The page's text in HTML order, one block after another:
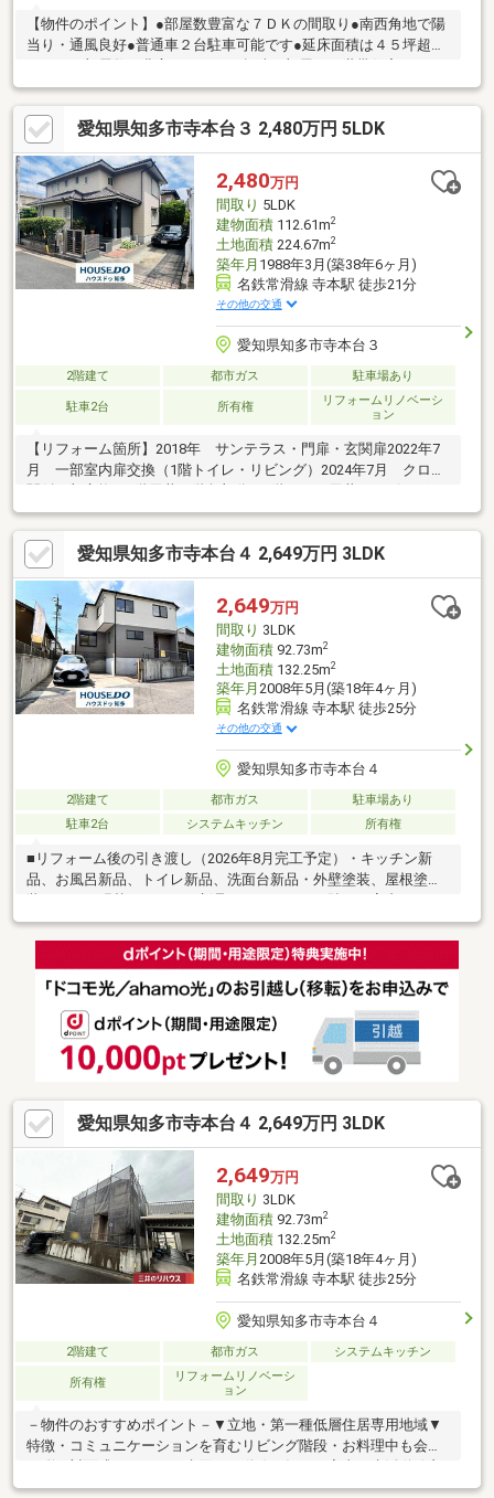
【物件のポイント】●部屋数豊富な７ＤＫの間取り●南西角地で陽
当り・通風良好●普通車２台駐車可能です●延床面積は４５坪超あ
も快適に暮らせます。【周辺環境のポイント】●平和堂まで徒歩
１０分です●小学校まで徒歩１７分です●閑静で緑豊かな住宅街で
す＊スーパーやドラッグストア、コンビニが徒歩圏内で、緑豊か
な静かな環境です。
愛知県知多市寺本台３ 2,480万円 5LDK
2,480万円
間取り 5LDK
建物面積112.61m2
土地面積224.67m2
築年月 1988年3月(築38年6ヶ月)
名鉄常滑線 寺本駅 徒歩21分
その他の交通
愛知県知多市寺本台３
2階建て 都市ガス 駐車場あり
駐車2台 所有権
リフォームリノベーシ
ョン
【リフォーム箇所】2018年 サンテラス・門扉・玄関扉2022年7
月 一部室内扉交換（1階トイレ・リビング）2024年7月 クロス
関係一部交換（2階天井・階段部分・1階トイレ天井・リビング一
部・玄関部分壁紙・天井）【物件のポイント】●北東角地で陽当
り通風良好●家族で暮らせる５ＬＤＫ●１７畳の広々としたＬＤＫ
●２０２４年一部リフォーム済＊明るい光が差し込む角地。広々
とした５ＬＤＫで、家族それぞれの時間を楽しめます。【周辺環
境のポイント】●周辺に買い物施設が充実●平和堂まで徒歩１３分
●落ち着いた閑静な住宅街＊平和堂や業務スーパーなど買い物施
設が身近に充実。
愛知県知多市寺本台４ 2,649万円 3LDK
2,649万円
間取り 3LDK
建物面積92.73m2
土地面積132.25m2
築年月 2008年5月(築18年4ヶ月)
名鉄常滑線 寺本駅 徒歩25分
その他の交通
愛知県知多市寺本台４
2階建て 都市ガス
駐車場あり
駐車2台
システムキッチン 所有権
■リフォーム後の引き渡し（2026年8月完工予定）・キッチン新
品、お風呂新品、トイレ新品、洗面台新品・外壁塗装、屋根塗
ニング、クッションフロア張替え、白蟻点検、一部建具交換【物
件のポイント】●水回り４点新規交換●内外装リフォームす●普通
車２台の駐車が可能●収納便利なＷＩＣを完備＊リフォームで綺
麗な住まいに。駐車２台や豊富な収納も魅力です。【周辺環境の
ドラッグストア徒歩１６分＊周辺にはスーパーやドラッグストア
など、生活に便利な施設が揃っています
愛知県知多市寺本台４ 2,649万円 3LDK
2,649万円
間取り 3LDK
建物面積92.73m2
土地面積132.25m2
築年月 2008年5月(築18年4ヶ月)
名鉄常滑線 寺本駅 徒歩25分
愛知県知多市寺本台４
2階建て 都市ガス システムキッチン
所有権
リフォームリノベーシ
ョン
－物件のおすすめポイント－▼立地・第一種低層住居専用地域▼
特徴・コミュニケーションを育むリビング階段・お料理中も会話
が弾む対面式キッチン・水回りの動線が短く、家事・生活動線良
好・洋室約6.0帖はWIC・南西向きベランダ付・各居室に加え、2